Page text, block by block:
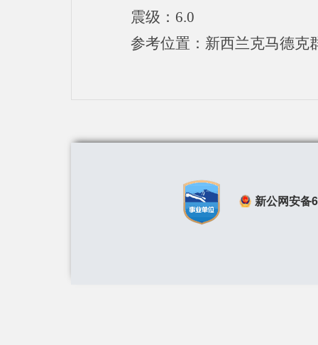
震级：6.0
参考位置：新西兰克马德克
新公网安备